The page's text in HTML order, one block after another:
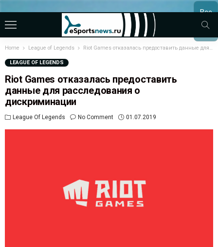
Все
МАТЧИ
Home League of Legends Riot Games отказалась предоставить данные для расследования о дискриминации
LEAGUE OF LEGENDS
Riot Games отказалась предоставить
данные для расследования о
дискриминации
League Of Legends No Comment 01.07.2019